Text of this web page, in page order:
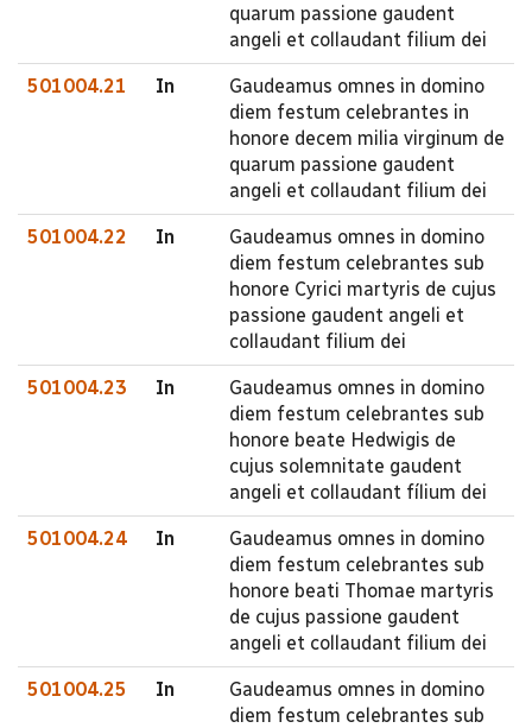
quarum passione gaudent
angeli et collaudant filium dei
501004.21 In
Gaudeamus omnes in domino
diem festum celebrantes in
honore decem milia virginum de
quarum passione gaudent
angeli et collaudant filium dei
501004.22 In
Gaudeamus omnes in domino
diem festum celebrantes sub
honore Cyrici martyris de cujus
passione gaudent angeli et
collaudant filium dei
501004.23 In
Gaudeamus omnes in domino
diem festum celebrantes sub
honore beate Hedwigis de
cujus solemnitate gaudent
angeli et collaudant fílium dei
501004.24 In
Gaudeamus omnes in domino
diem festum celebrantes sub
honore beati Thomae martyris
de cujus passione gaudent
angeli et collaudant filium dei
501004.25 In
Gaudeamus omnes in domino
diem festum celebrantes sub